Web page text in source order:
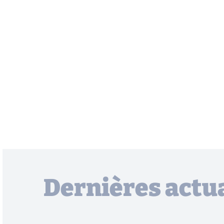
Dernières